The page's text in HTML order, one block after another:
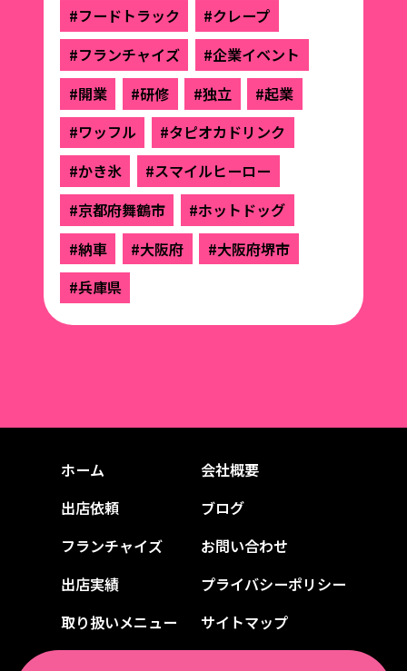
#フードトラック
#クレープ
#フランチャイズ
#企業イベント
#開業
#研修 #独立
#起業
#ワッフル
#タピオカドリンク
#かき氷
#スマイルヒーロー
#京都府舞鶴市
#ホットドッグ
#納車
#大阪府
#大阪府堺市
#兵庫県
ホーム
出店依頼
フランチャイズ
出店実績
取り扱いメニュー
会社概要
ブログ
お問い合わせ
プライバシーポリシー
サイトマップ